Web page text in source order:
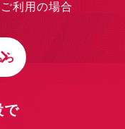
利用の場合
で